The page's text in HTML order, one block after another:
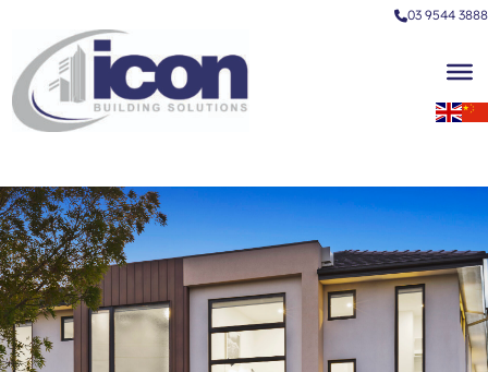
03 9544 3888